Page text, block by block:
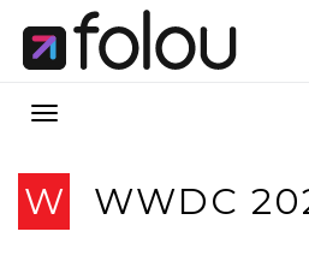
W WWDC